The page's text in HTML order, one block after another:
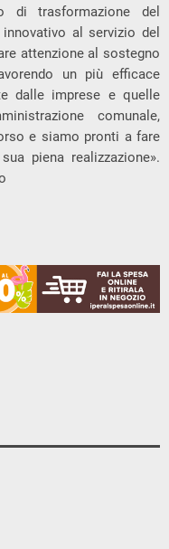
di trasformazione del
al servizio del
attenzione al sostegno
un più efficace
dalle imprese e quelle
comunale,
e siamo pronti a fare
piena realizzazione».